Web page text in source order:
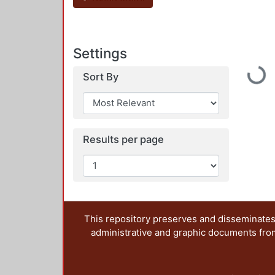
Settings
Sort By
Results per page
This repository preserves and
administrative and graphic documents